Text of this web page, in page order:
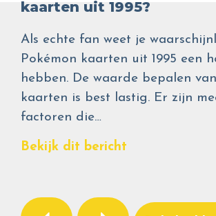
kaarten uit 1995?
Als echte fan weet je
Pokémon kaarten uit 1995 een
hebben. De waarde bepalen
kaarten is best lastig. Er zijn
factoren die…
Bekijk dit bericht